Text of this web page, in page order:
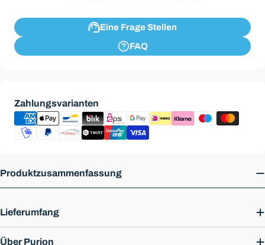
Eine Frage Stellen
FAQ
Zahlungsvarianten
Zahlungsmethoden
Produktzusammenfassung
Lieferumfang
Über Purion